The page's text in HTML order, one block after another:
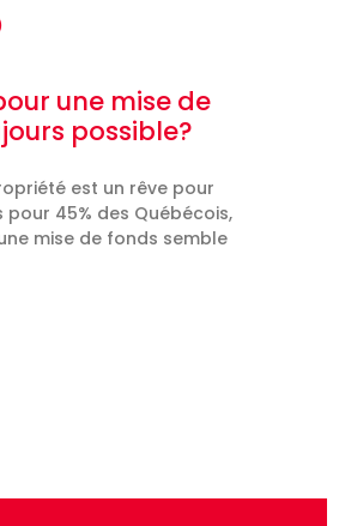
une mise de
possible?
est un rêve pour
45% des Québécois,
mise de fonds semble